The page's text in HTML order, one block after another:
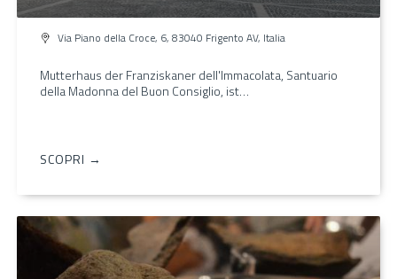
Via Piano della Croce, 6, 83040 Frigento AV, Italia
Mutterhaus der Franziskaner dell'Immacolata, Santuario
della Madonna del Buon Consiglio, ist…
SCOPRI →